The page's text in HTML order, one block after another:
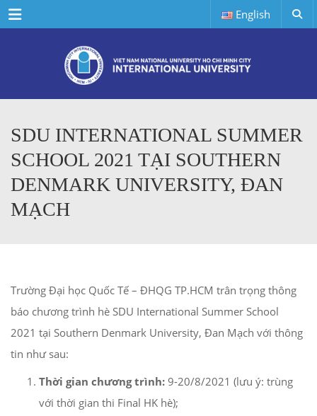
Menu English
SDU INTERNATIONAL SUMMER
SCHOOL 2021 TẠI SOUTHERN
DENMARK UNIVERSITY, ĐAN
MẠCH
Trường Đại học Quốc Tế – ĐHQG TP.HCM trân trọng thông
báo chương trình hè SDU International Summer School
2021 tại Southern Denmark University, Đan Mạch với thông
tin như sau:
Thời gian chương trình: 9-20/8/2021 (lưu ý: trùng
với thời gian thi Final HK hè);